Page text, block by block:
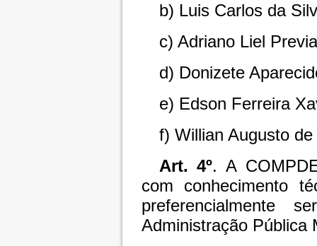
b) Luis Carlos da
c) Adriano Liel
d) Donizete
e) Edson Ferreira
f) Willian Augusto
Art. 4º. A
com conhecimento
preferencialmente
Administração Pública